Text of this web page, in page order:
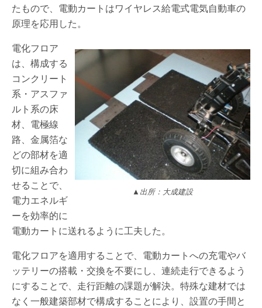
たもので、電動カートはワイヤレス給電式電気自動車の
原理を応用した。
▲出所：大成建設
電化フロア
は、構成する
コンクリート
系・アスファ
ルト系の床
材、電極線
路、金属箔な
どの部材を適
切に組み合わ
せることで、
電力エネルギ
ーを効率的に
電動カートに送れるように工夫した。
電化フロアを適用することで、電動カートへの充電やバ
ッテリーの搭載・交換を不要にし、連続走行できるよう
にすることで、走行距離の課題が解決。特殊な建材では
なく一般建築部材で構成することにより、設置の手間と